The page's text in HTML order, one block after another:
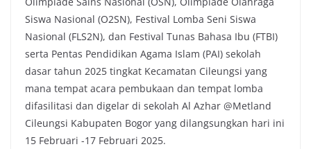
Siswa Nasional (O2SN), Festival Lomba Seni Siswa
Nasional (FLS2N), dan Festival Tunas Bahasa Ibu (FTBI)
serta Pentas Pendidikan Agama Islam (PAI) sekolah
dasar tahun 2025 tingkat Kecamatan Cileungsi yang
mana tempat acara pembukaan dan tempat lomba
difasilitasi dan digelar di sekolah Al Azhar @Metland
Cileungsi Kabupaten Bogor yang dilangsungkan hari ini
15 Februari -17 Februari 2025.